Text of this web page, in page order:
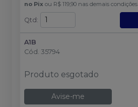
no Pix ou R$ 119,90 nas demais condições
Qtd :
A1B
Cód. 35794
Produto esgotado
Avise-me